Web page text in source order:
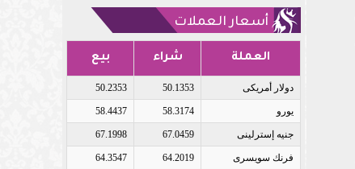
أسعار العملات
العملة شراء بيع
دولار أمريكى 50.1353
50.2353
يورو 58.3174
58.4437
جنيه إسترلينى 67.0459
67.1998
فرنك سويسرى 64.2019
64.3547